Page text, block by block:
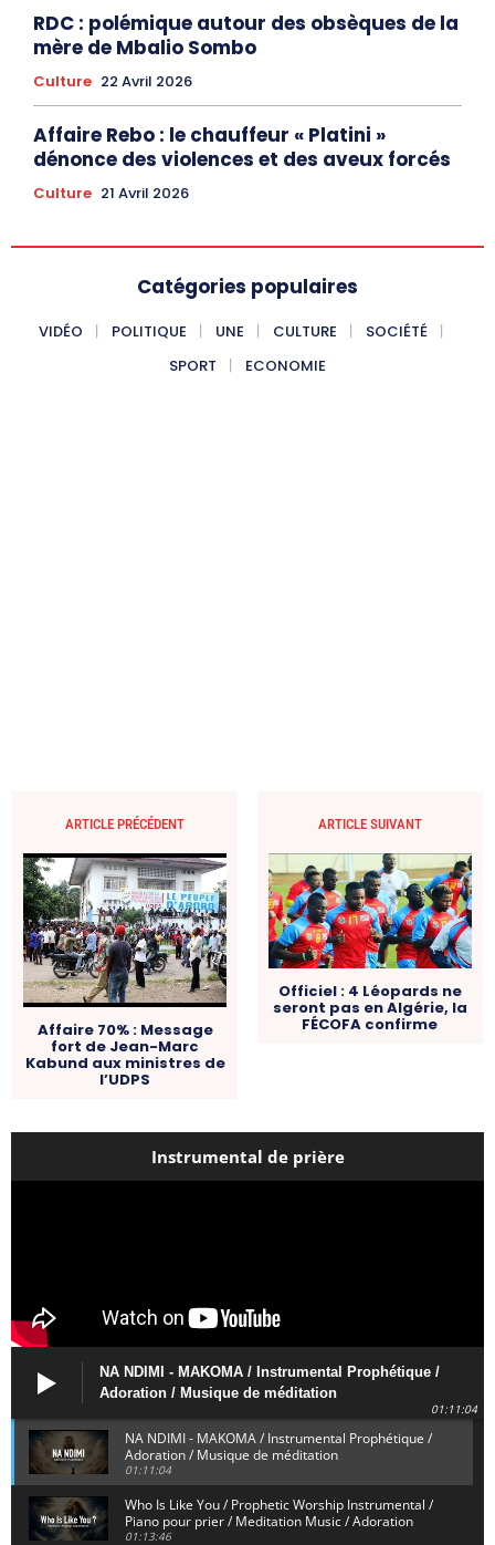
RDC : polémique autour des obsèques de la
mère de Mbalio Sombo
Culture 22 Avril 2026
Affaire Rebo : le chauffeur « Platini »
dénonce des violences et des aveux forcés
Culture 21 Avril 2026
Catégories populaires
VIDÉO POLITIQUE UNE CULTURE
SOCIÉTÉ
SPORT
ECONOMIE
ARTICLE PRÉCÉDENT
Affaire 70% : Message
fort de Jean-Marc
Kabund aux ministres de
l’UDPS
ARTICLE SUIVANT
Officiel : 4 Léopards ne
seront pas en Algérie, la
FÉCOFA confirme
Instrumental de prière
NA NDIMI - MAKOMA / Instrumental Prophétique /
Adoration / Musique de méditation
01:11:04
NA NDIMI - MAKOMA / Instrumental Prophétique /
Adoration / Musique de méditation
01:11:04
Who Is Like You / Prophetic Worship Instrumental /
Piano pour prier / Meditation Music / Adoration
01:13:46